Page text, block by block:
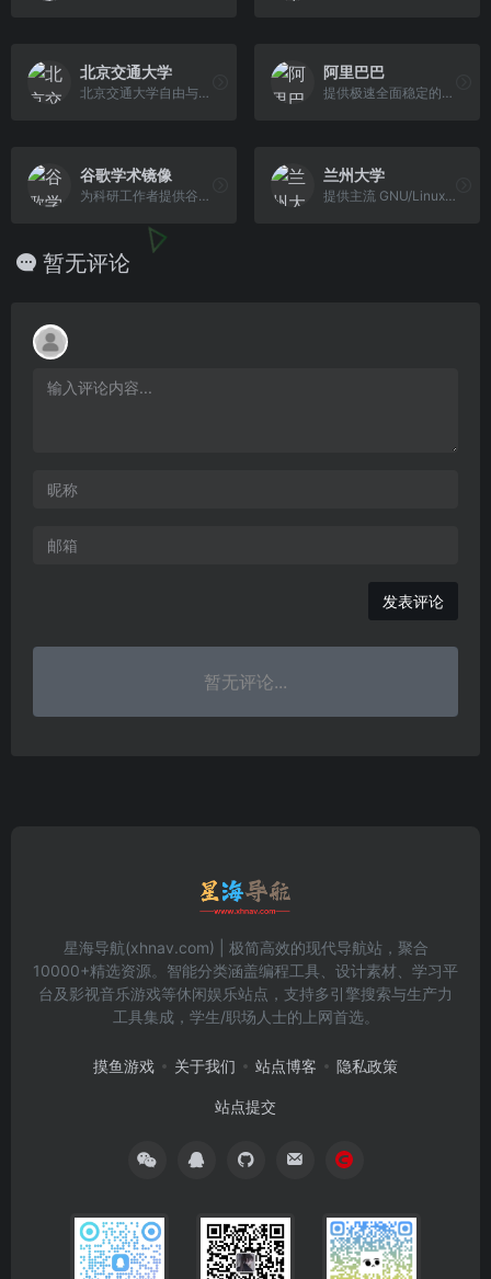
北京交通大学
北京交通大学自由与开源软件镜像站
阿里巴巴
提供极速全面稳定的系统镜像服务
谷歌学术镜像
为科研工作者提供谷歌学术搜索的镜像网站导航,自动检测和更新可访问的谷歌镜像网址,并提供学术资源导航与论文免费下载通道
兰州大学
提供主流 GNU/Linux 发行版以及开源、自由软件镜像
暂无评论
发表评论
暂无评论...
星海导航(xhnav.com) | 极简高效的现代导航站，聚合
10000+精选资源。智能分类涵盖编程工具、设计素材、学习平
台及影视音乐游戏等休闲娱乐站点，支持多引擎搜索与生产力
工具集成，学生/职场人士的上网首选。
摸鱼游戏 关于我们 站点博客 隐私政策
站点提交